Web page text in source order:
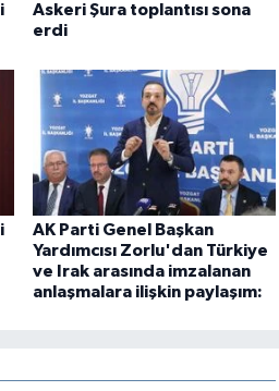
Askeri Şura toplantısı sona
erdi
AK Parti Genel Başkan
Yardımcısı Zorlu'dan Türkiye
ve Irak arasında imzalanan
anlaşmalara ilişkin paylaşım: